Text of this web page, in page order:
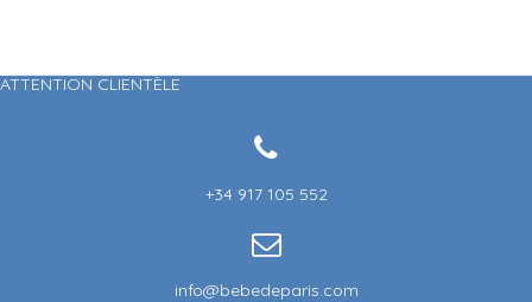
ATTENTION CLIENTÈLE
+34 917 105 552
info@bebedeparis.com